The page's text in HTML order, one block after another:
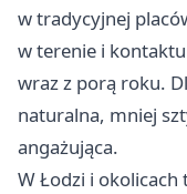
w tradycyjnej
w terenie i
wraz z porą roku.
naturalna, mniej
angażująca.
W Łodzi i okolicach